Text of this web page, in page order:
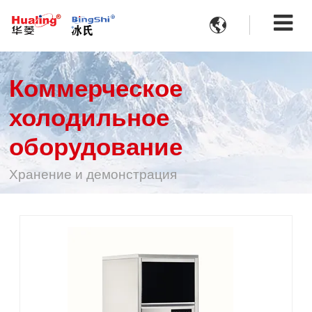

Коммерческое
холодильное
оборудование
Хранение и демонстрация